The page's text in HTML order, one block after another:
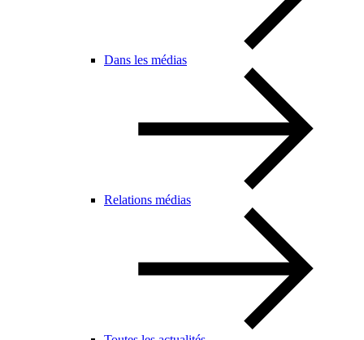
Dans les médias
Relations médias